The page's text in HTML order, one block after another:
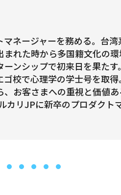
マネージャーを務める。台
まれた時から多国籍文化の
ンシップで初来日を果た
ゴ校で心理学の学士号を取
、お客さまへの重視と価値
カリJPに新卒のプロダクト